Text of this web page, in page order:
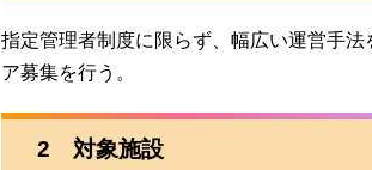
指定管理者制度に限らず、幅広い運営手
ア募集を行う。
2 対象施設